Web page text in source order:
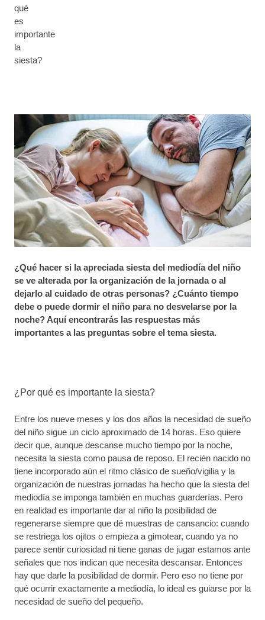
qué
es
importante
la
siesta?
¿Qué hacer si la apreciada siesta del mediodía del niño
se ve alterada por la organización de la jornada o al
dejarlo al cuidado de otras personas? ¿Cuánto tiempo
debe o puede dormir el niño para no desvelarse por la
noche? Aquí encontrarás las respuestas más
importantes a las preguntas sobre el tema siesta.
¿Por qué es importante la siesta?
Entre los nueve meses y los dos años la necesidad de sueño
del niño sigue un ciclo aproximado de 14 horas. Eso quiere
decir que, aunque descanse mucho tiempo por la noche,
necesita la siesta como pausa de reposo. El recién nacido no
tiene incorporado aún el ritmo clásico de sueño/vigilia y la
organización de nuestras jornadas ha hecho que la siesta del
mediodía se imponga también en muchas guarderías. Pero
en realidad es importante dar al niño la posibilidad de
regenerarse siempre que dé muestras de cansancio: cuando
se restriega los ojitos o empieza a gimotear, cuando ya no
parece sentir curiosidad ni tiene ganas de jugar estamos ante
señales que nos indican que necesita descansar. Entonces
hay que darle la posibilidad de dormir. Pero eso no tiene por
qué ocurrir exactamente a mediodía, lo ideal es guiarse por la
necesidad de sueño del pequeño.